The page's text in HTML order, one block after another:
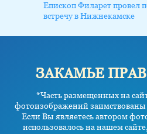
Епископ Филарет провел
встречу в Нижнекамске
ЗАКАМЬЕ
*Часть размещенных на
фотоизображений
Если Вы являетесь автором
использовалось на нашем